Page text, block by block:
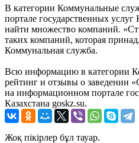
В категории Коммунальные
портале государственных
найти множество компаний.
таких компаний, которая
Коммунальная служба.
Всю информацию в категории
рейтинг и отзывы о заведении
на информационном портале
Казахстана goskz.su.
Жоқ пікірлер бұл тауар.